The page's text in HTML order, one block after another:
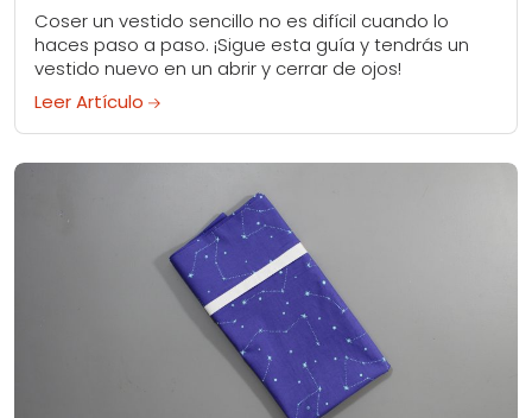
Coser un vestido sencillo no es difícil cuando lo
haces paso a paso. ¡Sigue esta guía y tendrás un
vestido nuevo en un abrir y cerrar de ojos!
Leer Artículo